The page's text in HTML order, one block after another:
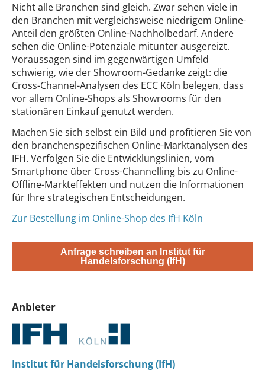
Nicht alle Branchen sind gleich. Zwar sehen viele in
den Branchen mit vergleichsweise niedrigem Online-
Anteil den größten Online-Nachholbedarf. Andere
sehen die Online-Potenziale mitunter ausgereizt.
Voraussagen sind im gegenwärtigen Umfeld
schwierig, wie der Showroom-Gedanke zeigt: die
Cross-Channel-Analysen des ECC Köln belegen, dass
vor allem Online-Shops als Showrooms für den
stationären Einkauf genutzt werden.
Machen Sie sich selbst ein Bild und profitieren Sie von
den branchenspezifischen Online-Marktanalysen des
IFH. Verfolgen Sie die Entwicklungslinien, vom
Smartphone über Cross-Channelling bis zu Online-
Offline-Markteffekten und nutzen die Informationen
für Ihre strategischen Entscheidungen.
Zur Bestellung im Online-Shop des IfH Köln
Anfrage schreiben an Institut für
Handelsforschung (IfH)
Anbieter
Institut für Handelsforschung (IfH)